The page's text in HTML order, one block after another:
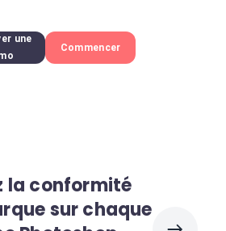
une
Commencer
la conformité
sur chaque